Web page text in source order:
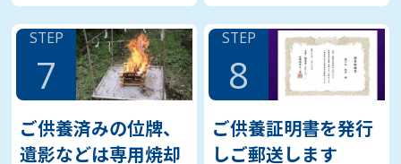
STEP
7
ご供養済みの位牌、
遺影などは専用焼却
STEP
8
ご供養証明書を発行
しご郵送します